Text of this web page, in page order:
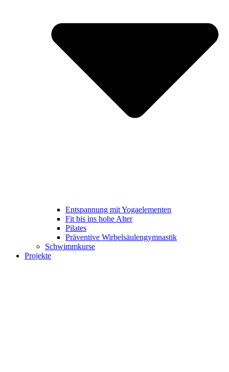
Entspannung mit Yogaelementen
Fit bis ins hohe Alter
Pilates
Präventive Wirbelsäulengymnastik
Schwimmkurse
Projekte